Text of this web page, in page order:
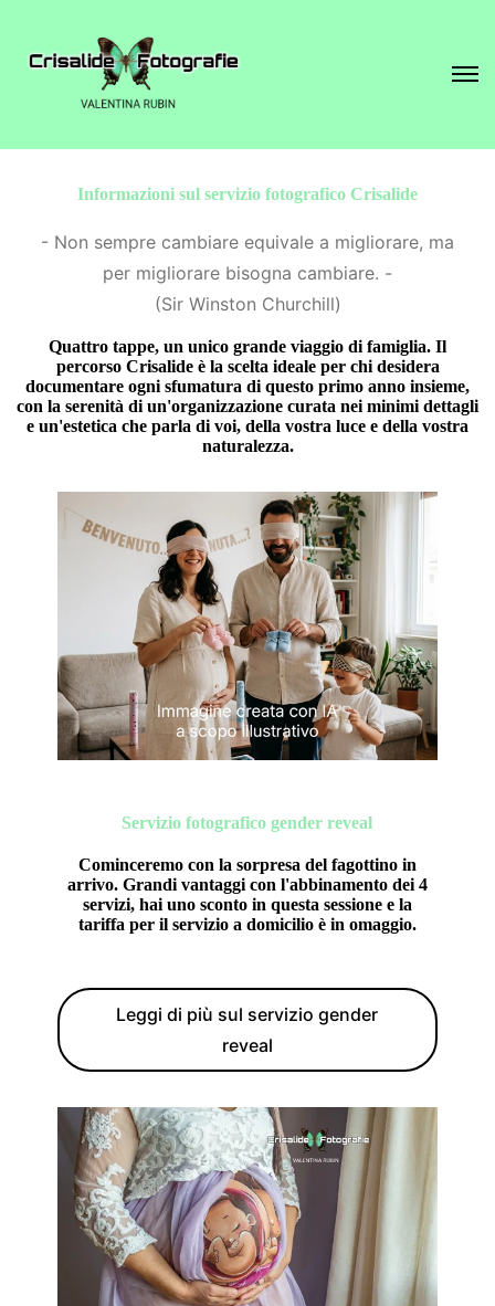
Informazioni sul servizio fotografico Crisalide
- Non sempre cambiare equivale a migliorare, ma
per migliorare bisogna cambiare. -
(Sir Winston Churchill)
Quattro tappe, un unico grande viaggio di famiglia. Il
percorso Crisalideè la scelta ideale per chi desidera
documentare ogni sfumatura di questo primo anno insieme,
con la serenità di un'organizzazione curata nei minimi dettagli
e un'estetica che parla di voi, della vostra luce e della vostra
naturalezza.
Servizio fotografico gender reveal
Cominceremo con la sorpresa del fagottino in
arrivo. Grandi vantaggicon l'abbinamento dei 4
servizi, hai uno scontoin questa sessione e la
tariffa per il servizio a domicilio è in omaggio.
Leggi di più sul servizio gender
reveal